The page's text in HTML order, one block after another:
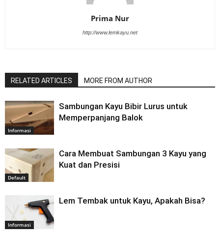
Prima Nur
http://www.lemkayu.net
RELATED ARTICLES MORE FROM AUTHOR
Informasi
Sambungan Kayu Bibir Lurus untuk
Memperpanjang Balok
Default
Cara Membuat Sambungan 3 Kayu yang
Kuat dan Presisi
Informasi
Lem Tembak untuk Kayu, Apakah Bisa?